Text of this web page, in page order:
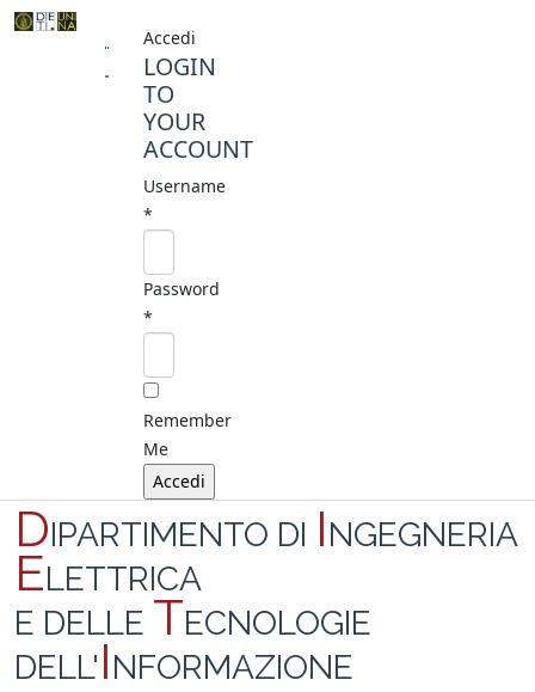
Accedi
LOGIN
TO
YOUR
ACCOUNT
Username
*
Password
*
Remember
Me
DIPARTIMENTO DI INGEGNERIA
ELETTRICA
E DELLE TECNOLOGIE
DELL'INFORMAZIONE